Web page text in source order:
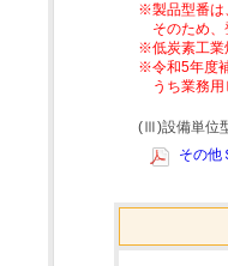
※製品型番は
そのため
※低炭素工業
※令和5年度
うち業務
(Ⅲ)設備単位
その他